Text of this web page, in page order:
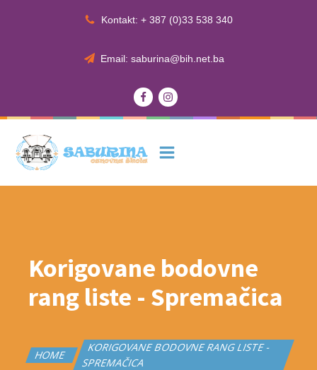
Kontakt: + 387 (0)33 538 340
Email: saburina@bih.net.ba
Korigovane bodovne
rang liste - Spremačica
HOME
KORIGOVANE BODOVNE RANG LISTE -
SPREMAČICA